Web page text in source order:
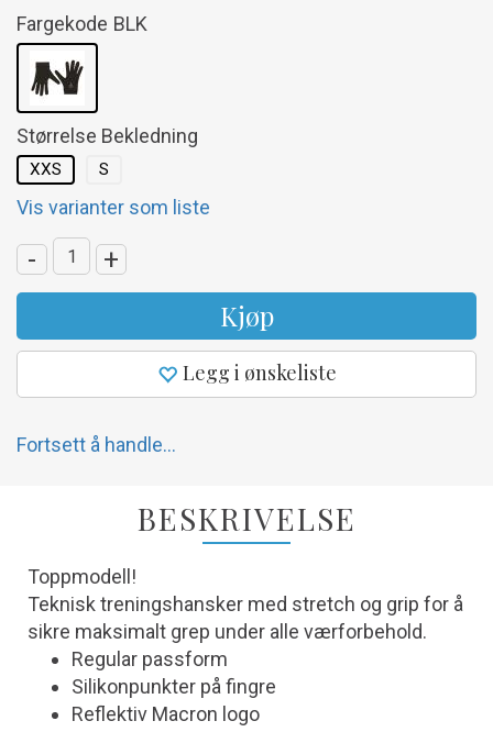
Fargekode BLK
Størrelse Bekledning
XXS S
Vis varianter som liste
- +
Kjøp
Legg i ønskeliste
Fortsett å handle...
BESKRIVELSE
Toppmodell!
Teknisk treningshansker med stretch og grip for å
sikre maksimalt grep under alle værforbehold.
Regular passform
Silikonpunkter på fingre
Reflektiv Macron logo